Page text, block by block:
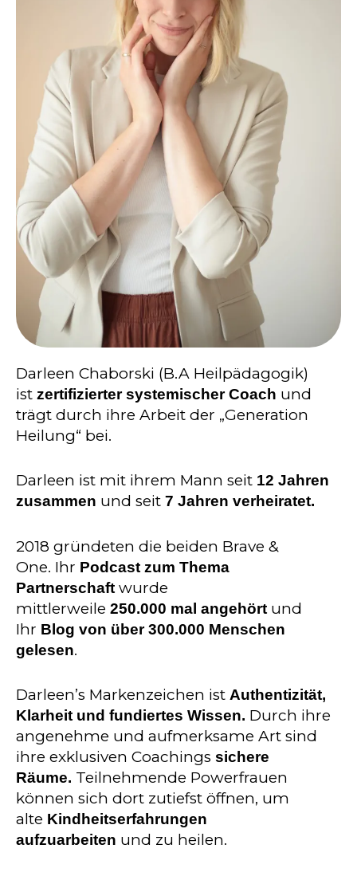
Darleen Chaborski (B.A Heilpädagogik)
ist zertifizierter systemischer Coach und
trägt durch ihre Arbeit der „Generation
Heilung“ bei.
Darleen ist mit ihrem Mann seit 12 Jahren
zusammen und seit 7 Jahren verheiratet.
2018 gründeten die beiden Brave &
One. Ihr Podcast zum Thema
Partnerschaft wurde
mittlerweile 250.000 mal angehört und
Ihr Blog von über 300.000 Menschen
gelesen.
Darleen’s Markenzeichen ist Authentizität,
Klarheit und fundiertes Wissen. Durch ihre
angenehme und aufmerksame Art sind
ihre exklusiven Coachings sichere
Räume. Teilnehmende Powerfrauen
können sich dort zutiefst öffnen, um
alte Kindheitserfahrungen
aufzuarbeiten und zu heilen.